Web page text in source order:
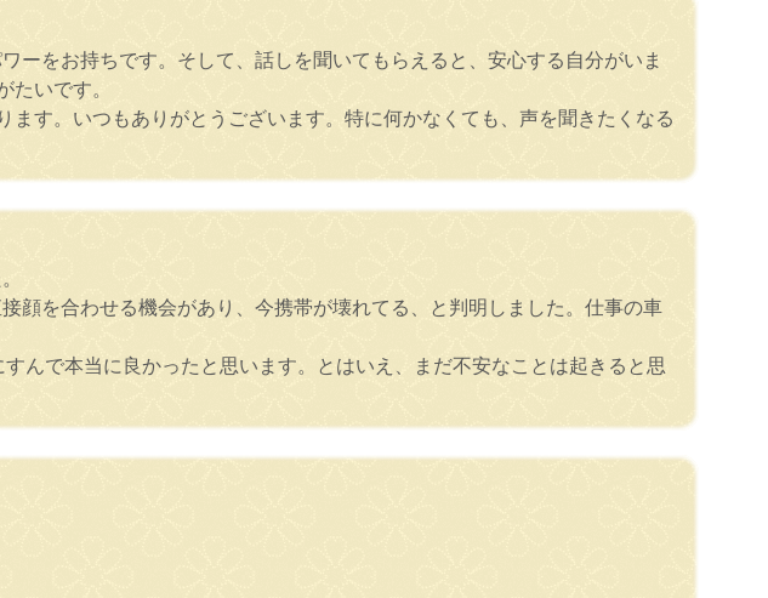
をお持ちです。そして、話しを聞いてもらえると、安心する自分がいま
いです。
す。いつもありがとうございます。特に何かなくても、声を聞きたくなる
顔を合わせる機会があり、今携帯が壊れてる、と判明しました。仕事の車
んで本当に良かったと思います。とはいえ、まだ不安なことは起きると思